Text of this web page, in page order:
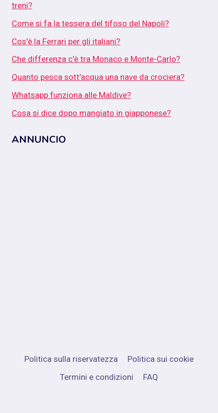
treni?
Come si fa la tessera del tifoso del Napoli?
Cos'è la Ferrari per gli italiani?
Che differenza c'è tra Monaco e Monte-Carlo?
Quanto pesca sott'acqua una nave da crociera?
Whatsapp funziona alle Maldive?
Cosa si dice dopo mangiato in giapponese?
ANNUNCIO
Politica sulla riservatezza
Politica sui cookie
Termini e condizioni
FAQ